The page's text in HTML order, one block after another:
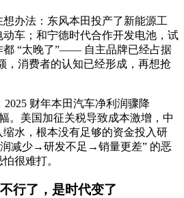
办法：东风本田投产了新能源工
车；和宁德时代合作开发电池，试
都 “太晚了”—— 自主品牌已经占据
，消费者的认知已经形成，再想抢
2025 财年本田汽车净利润骤降
。美国加征关税导致成本激增，中
水，根本没有足够的资金投入研
减少→研发不足→销量更差” 的恶
很难打。
行了，是时代变了